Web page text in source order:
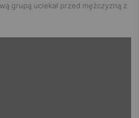
grupą uciekał przed mężczyzną z